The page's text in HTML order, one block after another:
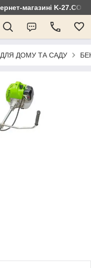
магазині K-
ДЛЯ ДОМУ ТА САДУ